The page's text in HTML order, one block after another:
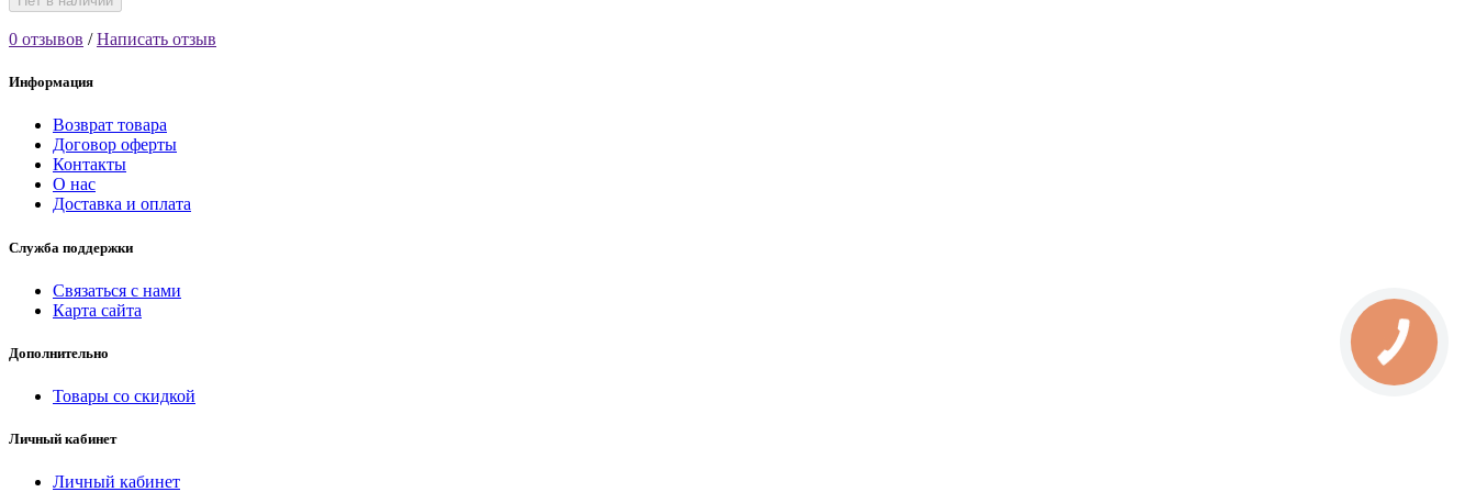
0 отзывов /Написать отзыв
Информация
Возврат товара
Договор оферты
Контакты
О нас
Доставка и оплата
Служба поддержки
Связаться с нами
Карта сайта
Дополнительно
Товары со скидкой
Личный кабинет
Личный кабинет